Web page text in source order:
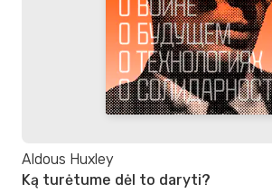
Aldous Huxley
Ką turėtume dėl to daryti?